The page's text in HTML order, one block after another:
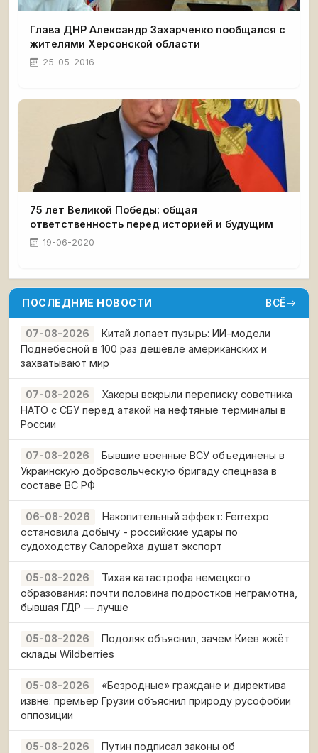
Глава ДНР Александр Захарченко пообщался с
жителями Херсонской области
25-05-2016
75 лет Великой Победы: общая
ответственность перед историей и будущим
19-06-2020
ПОСЛЕДНИЕ НОВОСТИ ВСЁ
07-08-2026
Китай лопает пузырь: ИИ-модели
Поднебесной в 100 раз дешевле американских и
захватывают мир
07-08-2026
Хакеры вскрыли переписку советника
НАТО с СБУ перед атакой на нефтяные терминалы в
России
07-08-2026
Бывшие военные ВСУ объединены в
Украинскую добровольческую бригаду спецназа в
составе ВС РФ
06-08-2026
Накопительный эффект: Ferrexpo
остановила добычу - российские удары по
судоходству Салорейха душат экспорт
05-08-2026
Тихая катастрофа немецкого
образования: почти половина подростков неграмотна,
бывшая ГДР — лучше
05-08-2026
Подоляк объяснил, зачем Киев жжёт
склады Wildberries
05-08-2026
«Безродные» граждане и директива
извне: премьер Грузии объяснил природу русофобии
оппозиции
05-08-2026
Путин подписал законы об